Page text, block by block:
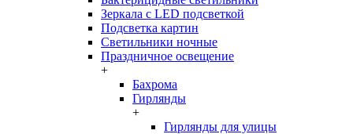
Зеркала с LED подсветкой
Подсветка картин
Светильники ночные
Праздничное освещение
+
Бахрома
Гирлянды
+
Гирлянды для улицы